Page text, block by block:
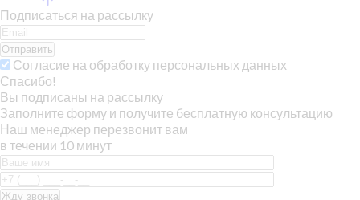
Подписаться на рассылку
Отправить
Согласие на обработку персональных данных
Спасибо!
Вы подписаны на рассылку
Заполните форму и получите бесплатную консультацию
Наш менеджер перезвонит вам
в течении 10 минут